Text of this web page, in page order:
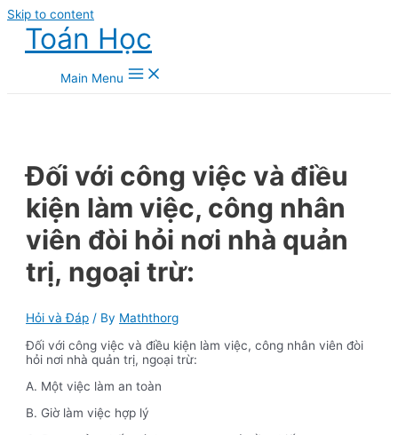
Skip to content
Toán Học
Main Menu
Đối với công việc và điều
kiện làm việc, công nhân
viên đòi hỏi nơi nhà quản
trị, ngoại trừ:
Hỏi và Đáp / By Maththorg
Đối với công việc và điều kiện làm việc, công nhân viên đòi
hỏi nơi nhà quản trị, ngoại trừ:
A. Một việc làm an toàn
B. Giờ làm việc hợp lý